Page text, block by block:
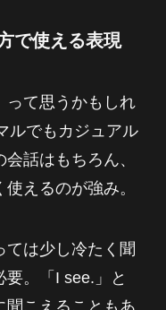
で使える表現
って思うかもしれ
ルでもカジュアル
話はもちろん、
えるのが強み。
ては少し冷たく聞
。「I see.」と